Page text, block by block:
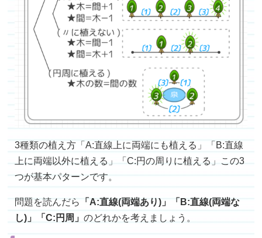
3種類の植え方「A:直線上に両端にも植える」「B:直線
上に両端以外に植える」「C:円の周りに植える」この3
つが基本パターンです。
問題を読んだら 「A:直線(両端あり)」「B:直線(両端な
し)」「C:円周」 のどれかを考えましょう。